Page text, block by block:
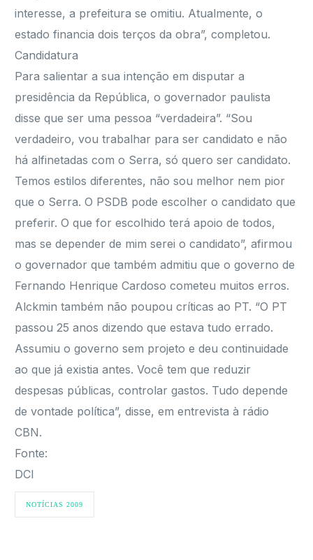
interesse, a prefeitura se omitiu. Atualmente, o
estado financia dois terços da obra”, completou.
Candidatura
Para salientar a sua intenção em disputar a
presidência da República, o governador paulista
disse que ser uma pessoa “verdadeira”. “Sou
verdadeiro, vou trabalhar para ser candidato e não
há alfinetadas com o Serra, só quero ser candidato.
Temos estilos diferentes, não sou melhor nem pior
que o Serra. O PSDB pode escolher o candidato que
preferir. O que for escolhido terá apoio de todos,
mas se depender de mim serei o candidato”, afirmou
o governador que também admitiu que o governo de
Fernando Henrique Cardoso cometeu muitos erros.
Alckmin também não poupou críticas ao PT. “O PT
passou 25 anos dizendo que estava tudo errado.
Assumiu o governo sem projeto e deu continuidade
ao que já existia antes. Você tem que reduzir
despesas públicas, controlar gastos. Tudo depende
de vontade política”, disse, em entrevista à rádio
CBN.
Fonte:
DCI
NOTÍCIAS 2009